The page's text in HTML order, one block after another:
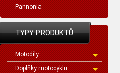
Pannonia
TYPY PRODUKTŮ
Motodíly
Doplňky motocyklu